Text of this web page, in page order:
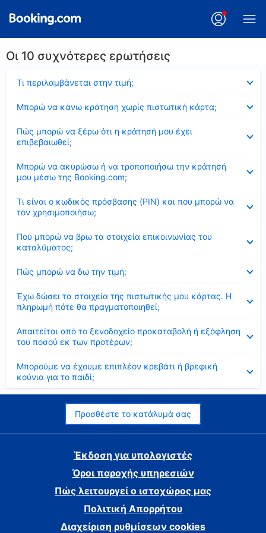
Οι 10 συχνότερες ερωτήσεις
Τι περιλαμβάνεται στην τιμή;
Μπορώ να κάνω κράτηση χωρίς πιστωτική κάρτα;
Πώς μπορώ να ξέρω ότι η κράτησή μου έχει
επιβεβαιωθεί;
Μπορώ να ακυρώσω ή να τροποποιήσω την κράτησή
μου μέσω της Booking.com;
Τι είναι ο κωδικός πρόσβασης (PIN) και που μπορώ να
τον χρησιμοποιήσω;
Πού μπορώ να βρω τα στοιχεία επικοινωνίας του
καταλύματος;
Πώς μπορώ να δω την τιμή;
Έχω δώσει τα στοιχεία της πιστωτικής μου κάρτας. Η
πληρωμή πότε θα πραγματοποιηθεί;
Απαιτείται από το ξενοδοχείο προκαταβολή ή εξόφληση
του ποσού εκ των προτέρων;
Μπορούμε να έχουμε επιπλέον κρεβάτι ή βρεφική
κούνια για το παιδί;
Προσθέστε το κατάλυμά σας
Έκδοση για υπολογιστές
Όροι παροχής υπηρεσιών
Πώς λειτουργεί ο ιστοχώρος μας
Πολιτική Απορρήτου
Διαχείριση ρυθμίσεων cookies